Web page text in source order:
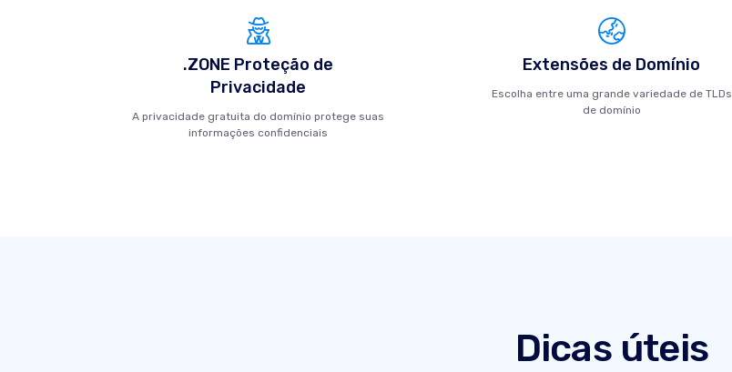
.ZONE Proteção de
Privacidade
A privacidade gratuita do domínio protege suas
informações confidenciais
Extensões de Domínio
Escolha entre uma grande variedade de TLDs
de domínio
Dicas úteis